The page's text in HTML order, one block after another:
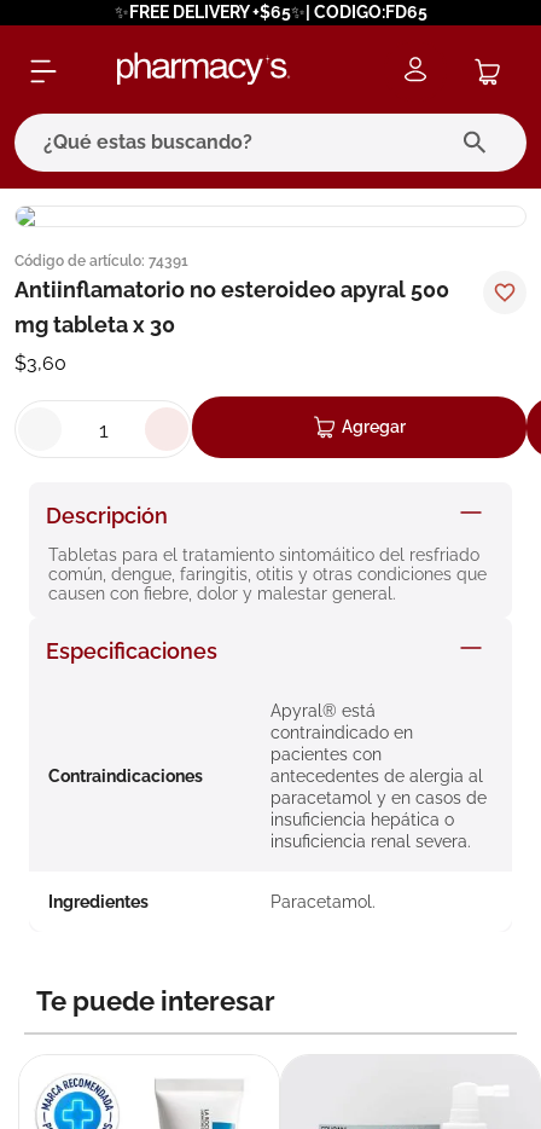
✨FREE DELIVERY +$65✨| CODIGO:FD65
¿Qué estas buscando?
Código de artículo: 74391
Antiinflamatorio no esteroideo apyral 500
mg tableta x 30
$3,60
Agregar
Descripción
Tabletas para el tratamiento sintomáitico del resfriado
común, dengue, faringitis, otitis y otras condiciones que
causen con fiebre, dolor y malestar general.
Especificaciones
Contraindicaciones
Apyral® está
contraindicado en
pacientes con
antecedentes de alergia al
paracetamol y en casos de
insuficiencia hepática o
insuficiencia renal severa.
Ingredientes Paracetamol.
Te puede interesar
términos más buscados
1. eucerin
cerave
7. isdin
8. roche posay
9. nivea
10.pañales